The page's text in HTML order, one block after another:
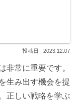
2023.12.07
非常に重要です。
生み出す機会を提
正しい戦略を学ぶ